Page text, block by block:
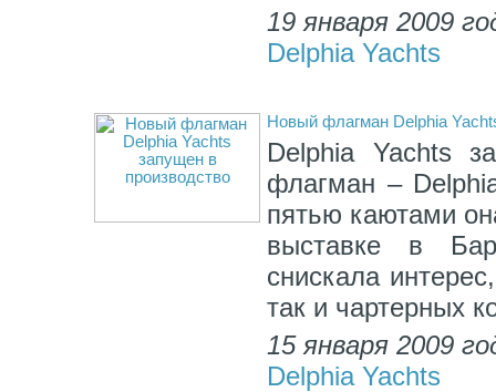
19 января 2009
Delphia Yachts
Новый флагман Delphia
Delphia Yachts
флагман –
пятью каютами
выставке в
снискала
так и чартерных
15 января 2009
Delphia Yachts